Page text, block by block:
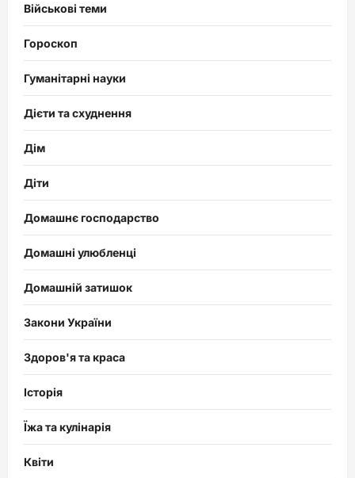
Військові теми
Гороскоп
Гуманітарні науки
Дієти та схуднення
Дім
Діти
Домашнє господарство
Домашні улюбленці
Домашній затишок
Закони України
Здоров'я та краса
Історія
Їжа та кулінарія
Квіти